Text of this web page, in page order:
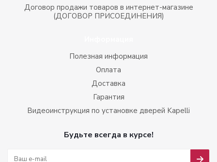
Договор продажи товаров в интернет-магазине
(ДОГОВОР ПРИСОЕДИНЕНИЯ)
Полезная информация
Оплата
Доставка
Гарантия
Видеоинструкция по установке дверей Kapelli
Будьте всегда в курсе!